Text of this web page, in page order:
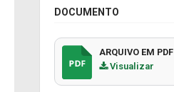
DOCUMENTO
ARQUIVO EM PDF
Visualizar